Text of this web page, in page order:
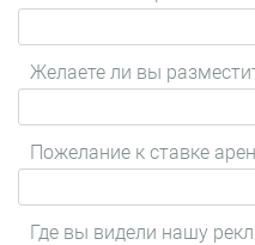
Желаете ли вы
Пожелание к ставке
Где вы видели нашу